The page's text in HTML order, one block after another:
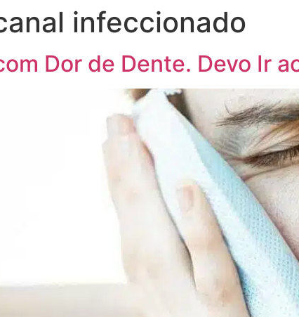
infeccionado
Dor de Dente. Devo Ir